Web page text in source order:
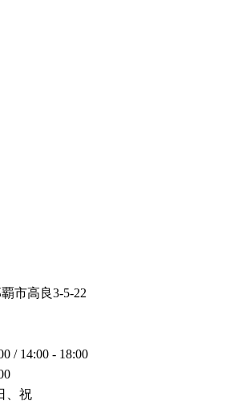
市高良3-5-22
/ 14:00 - 18:00
、祝